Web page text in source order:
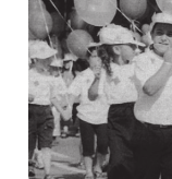
Newsletter
App